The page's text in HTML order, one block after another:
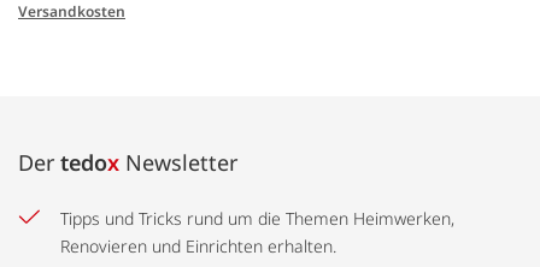
Versandkosten
Der tedox Newsletter
Tipps und Tricks rund um die Themen Heimwerken,
Renovieren und Einrichten erhalten.